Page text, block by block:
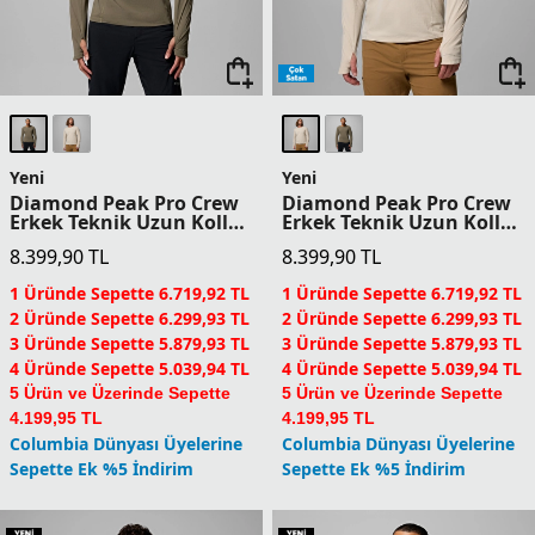
Yeni
Diamond Peak Pro Crew
Erkek Teknik Uzun Kollu
8.399,90TL
1 Üründe Sepette 6.719,92 TL
2 Üründe Sepette 6.299,93 TL
3 Üründe Sepette 5.879,93 TL
4 Üründe Sepette 5.039,94 TL
5 Ürün ve Üzerinde Sepette
4.199,95 TL
Columbia Dünyası Üyelerine
Sepette Ek %5 İndirim
Yeni
Diamond Peak Pro Crew
Erkek Teknik Uzun Kollu
8.399,90TL
1 Üründe Sepette 6.719,92 TL
2 Üründe Sepette 6.299,93 TL
3 Üründe Sepette 5.879,93 TL
4 Üründe Sepette 5.039,94 TL
5 Ürün ve Üzerinde Sepette
4.199,95 TL
Columbia Dünyası Üyelerine
Sepette Ek %5 İndirim